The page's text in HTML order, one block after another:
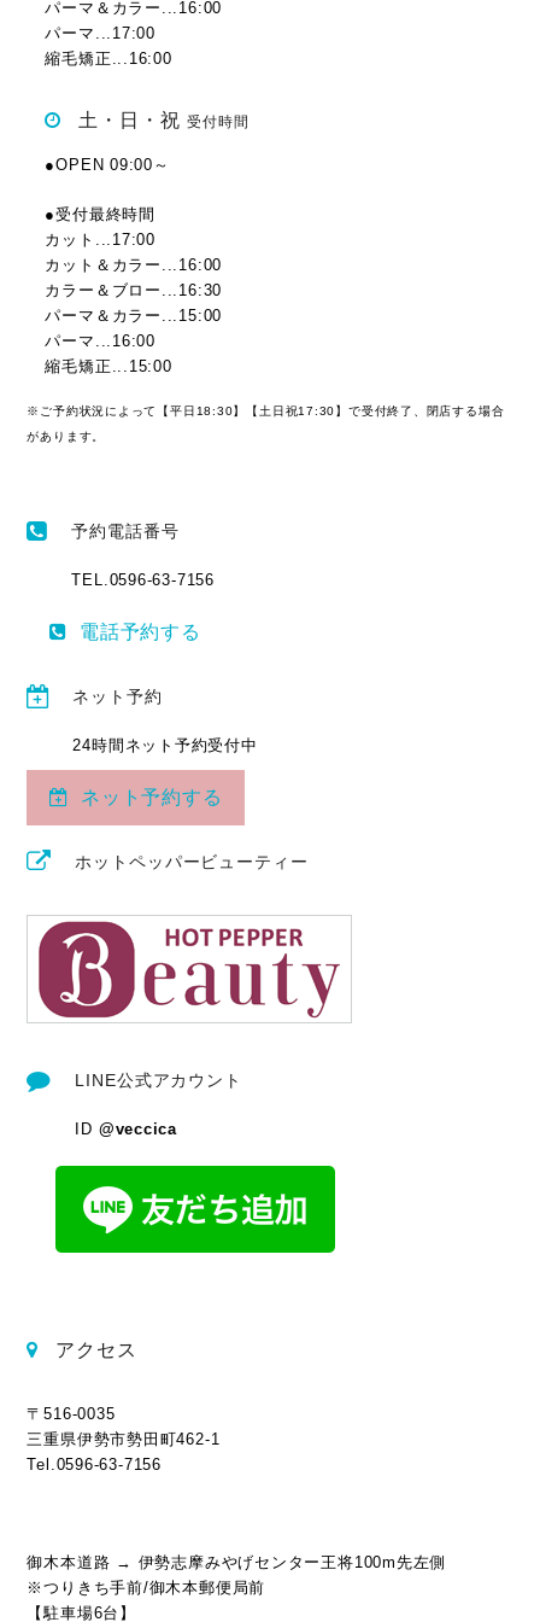
パーマ＆カラー...16:00
パーマ...17:00
縮毛矯正...16:00
土・日・祝受付時間
●OPEN 09:00～
●受付最終時間
カット...17:00
カット＆カラー...16:00
カラー＆ブロー...16:30
パーマ＆カラー...15:00
パーマ...16:00
縮毛矯正...15:00
※ご予約状況によって【平日18:30】【土日祝17:30】で受付終了、閉店する場合
があります。
予約電話番号
TEL.0596-63-7156
電話予約する
ネット予約
24時間ネット予約受付中
ネット予約する
ホットペッパービューティー
LINE公式アカウント
ID @veccica
アクセス
〒516-0035
三重県伊勢市勢田町462-1
Tel.0596-63-7156
御木本道路 → 伊勢志摩みやげセンター王将100m先左側
※つりきち手前/御木本郵便局前
【駐車場6台】